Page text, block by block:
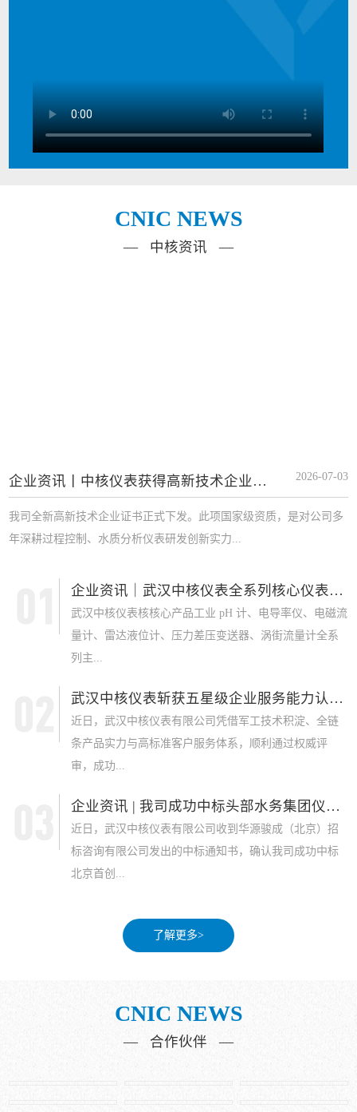
CNIC NEWS
— 中核资讯 —
企业资讯丨中核仪表获得高新技术企业证书 2026-07-03
我司全新高新技术企业证书正式下发。此项国家级资质，是对公司多
年深耕过程控制、水质分析仪表研发创新实力...
企业资讯｜武汉中核仪表全系列核心仪表获 SI...
武汉中核仪表核核心产品工业 pH 计、电导率仪、电磁流
量计、雷达液位计、压力差压变送器、涡街流量计全系
列主...
武汉中核仪表斩获五星级企业服务能力认证，军...
近日，武汉中核仪表有限公司凭借军工技术积淀、全链
条产品实力与高标准客户服务体系，顺利通过权威评
审，成功...
企业资讯 | 我司成功中标头部水务集团仪表采...
近日，武汉中核仪表有限公司收到华源骏成（北京）招
标咨询有限公司发出的中标通知书，确认我司成功中标
北京首创...
了解更多>
CNIC NEWS
— 合作伙伴 —